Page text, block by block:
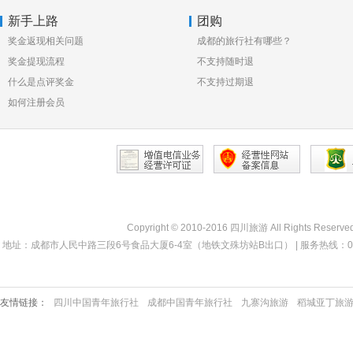
新手上路
奖金返现相关问题
奖金提现流程
什么是点评奖金
如何注册会员
团购
成都的旅行社有哪些？
不支持随时退
不支持过期退
Copyright © 2010-2016 四川旅游 All Rights
地址：成都市人民中路三段6号食品大厦6-4室（地铁文殊坊站B出口） | 服务热
友情链接： 四川中国青年旅行社 成都中国青年旅行社 九寨沟旅游 稻城亚丁旅游